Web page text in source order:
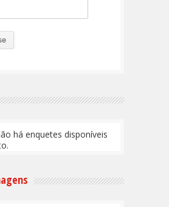
há enquetes disponíveis